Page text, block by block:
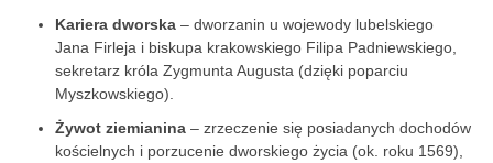
Kariera dworska – dworzanin u wojewody lubelskiego
Jana Firleja i biskupa krakowskiego Filipa Padniewskiego,
sekretarz króla Zygmunta Augusta (dzięki poparciu
Myszkowskiego).
Żywot ziemianina – zrzeczenie się posiadanych dochodów
kościelnych i porzucenie dworskiego życia (ok. roku 1569),